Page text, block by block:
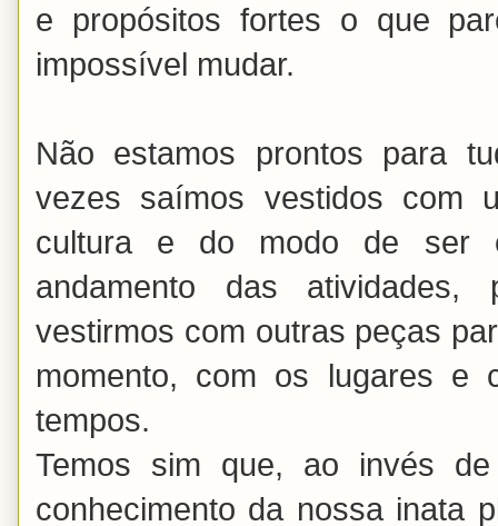
e propósitos fortes o que
impossível mudar.
Não estamos prontos para
vezes saímos vestidos com
cultura e do modo de ser
andamento das
vestirmos com outras peças
momento, com os lugares e
tempos.
Temos sim que, ao invés
conhecimento da nossa inata